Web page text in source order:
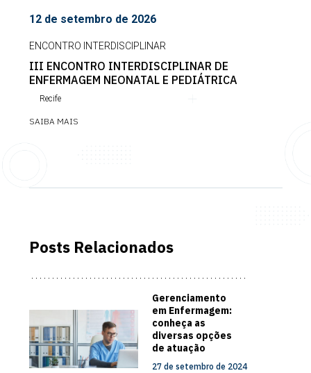
12 de setembro de 2026
ENCONTRO INTERDISCIPLINAR
III ENCONTRO INTERDISCIPLINAR DE
ENFERMAGEM NEONATAL E PEDIÁTRICA
Recife
SAIBA MAIS
Posts Relacionados
Gerenciamento
em Enfermagem:
conheça as
diversas opções
de atuação
27 de setembro de 2024